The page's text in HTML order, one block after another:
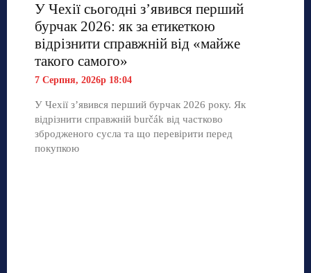
У Чехії сьогодні з’явився перший
бурчак 2026: як за етикеткою
відрізнити справжній від «майже
такого самого»
7 Серпня, 2026р 18:04
У Чехії з’явився перший бурчак 2026 року. Як
відрізнити справжній burčák від частково
збродженого сусла та що перевірити перед
покупкою